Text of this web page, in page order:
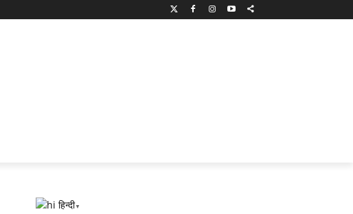
हिन्दी▼